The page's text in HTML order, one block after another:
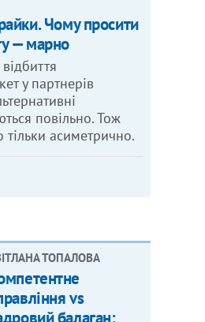
Чому просити
— марно
у партнерів
повільно. Тож
асиметрично.
ТОПАЛОВА
vs